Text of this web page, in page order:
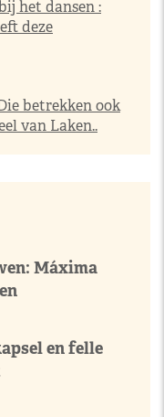
het dansen :
deze
betrekken ook
van Laken..
Máxima
en felle